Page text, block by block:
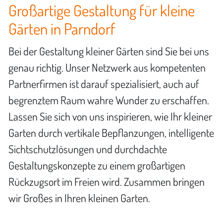
Großartige Gestaltung für kleine
Gärten in Parndorf
Bei der Gestaltung kleiner Gärten sind Sie bei uns
genau richtig. Unser Netzwerk aus kompetenten
Partnerfirmen ist darauf spezialisiert, auch auf
begrenztem Raum wahre Wunder zu erschaffen.
Lassen Sie sich von uns inspirieren, wie Ihr kleiner
Garten durch vertikale Bepflanzungen, intelligente
Sichtschutzlösungen und durchdachte
Gestaltungskonzepte zu einem großartigen
Rückzugsort im Freien wird. Zusammen bringen
wir Großes in Ihren kleinen Garten.